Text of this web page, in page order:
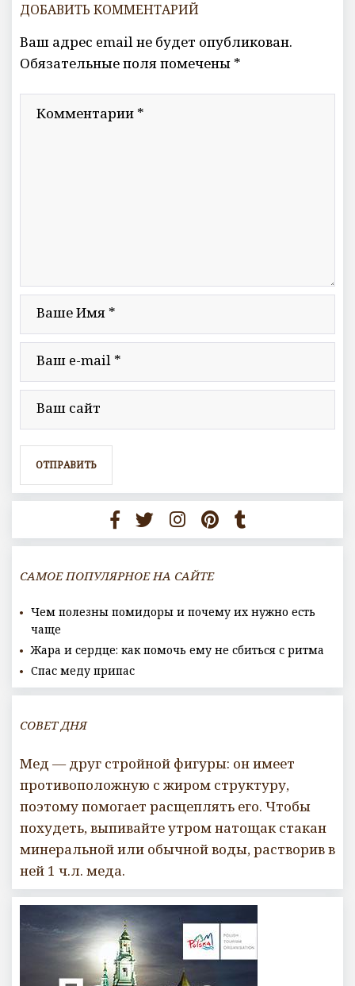
ДОБАВИТЬ КОММЕНТАРИЙ
Ваш адрес email не будет опубликован.
Обязательные поля помечены *
САМОЕ ПОПУЛЯРНОЕ НА САЙТЕ
Чем полезны помидоры и почему их нужно есть
чаще
Жара и сердце: как помочь ему не сбиться с ритма
Спас меду припас
СОВЕТ ДНЯ
Мед — друг стройной фигуры: он имеет
противоположную с жиром структуру,
поэтому помогает расщеплять его. Чтобы
похудеть, выпивайте утром натощак стакан
минеральной или обычной воды, растворив в
ней 1 ч.л. меда.